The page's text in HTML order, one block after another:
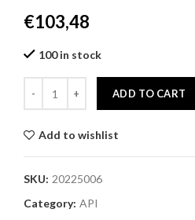
€103,48
100 in stock
ADD TO CART
Add to wishlist
SKU: 20225006
Category: API